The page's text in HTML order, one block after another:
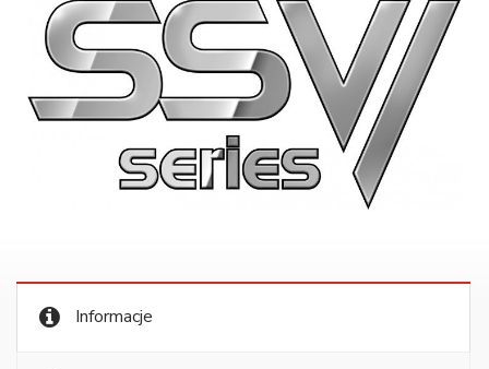
Informacje